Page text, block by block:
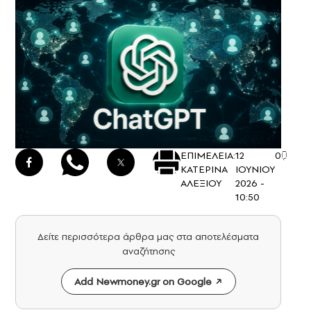
ΕΠΙΜΕΛΕΙΑ:
ΚΑΤΕΡΙΝΑ
ΑΛΕΞΙΟΥ
12
ΙΟΥΝΙΟΥ
2026 -
10:50
0
Δείτε περισσότερα άρθρα μας στα αποτελέσματα
αναζήτησης
Add Newmoney.gr on Google